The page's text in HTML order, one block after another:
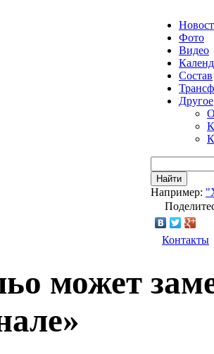
Фото
Видео
Состав
Другое
Найти
Например:
Контакты
может